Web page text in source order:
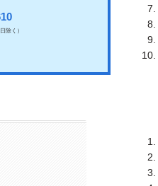
除く）